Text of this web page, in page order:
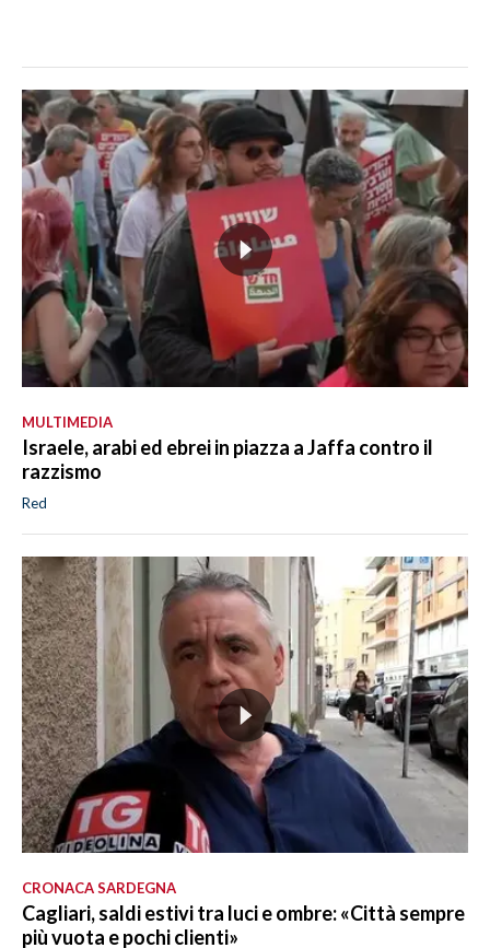
MULTIMEDIA
Israele, arabi ed ebrei in piazza a Jaffa contro il
razzismo
Red
CRONACA SARDEGNA
Cagliari, saldi estivi tra luci e ombre: «Città sempre
più vuota e pochi clienti»